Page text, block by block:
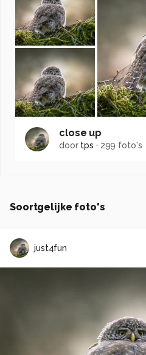
close up
door tps · 299 foto's
Soortgelijke foto's
just4fun